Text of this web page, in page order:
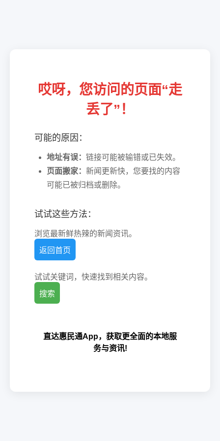
哎呀，您访问的页面“走
丢了”！
可能的原因：
地址有误： 链接可能被输错或已失效。
页面搬家： 新闻更新快，您要找的内容
可能已被归档或删除。
试试这些方法：
浏览最新鲜热辣的新闻资讯。
返回首页
试试关键词，快速找到相关内容。
搜索
直达惠民通App，获取更全面的本地服
务与资讯!